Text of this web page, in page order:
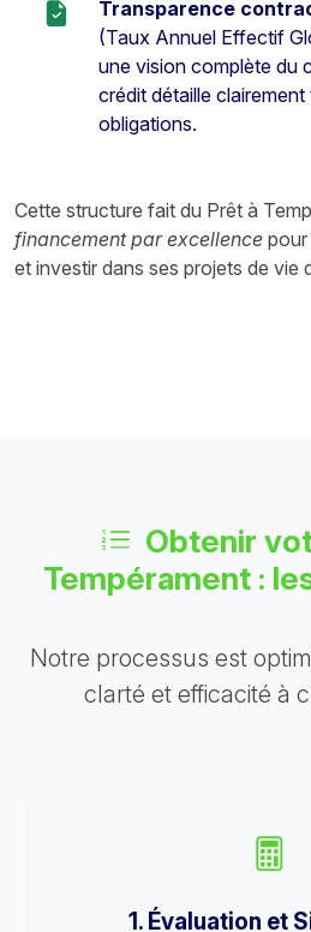
Transparence
(Taux Annuel Effectif
une vision complète du
crédit détaille
obligations.
Cette structure fait du Prêt à
financement par excellence pour
et investir dans ses projets de vie
Obtenir
Tempérament :
Notre processus est
clarté et efficacité à
1. Évaluation et